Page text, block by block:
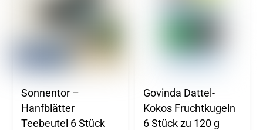
Sonnentor –
Hanfblätter
Teebeutel 6 Stück
Govinda Dattel-
Kokos Fruchtkugeln
6 Stück zu 120 g